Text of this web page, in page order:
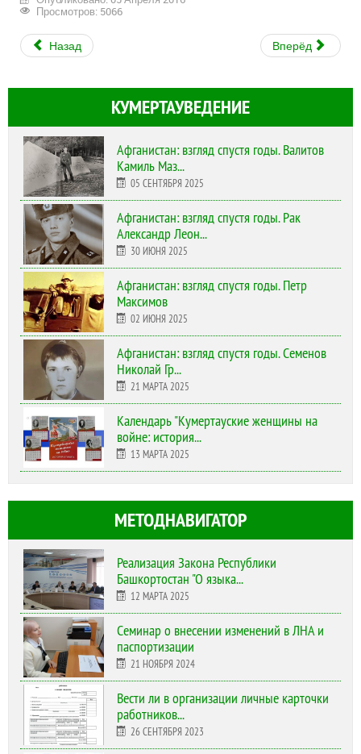
Просмотров: 5066
Назад Вперёд
КУМЕРТАУВЕДЕНИЕ
Афганистан: взгляд спустя годы. Валитов
Камиль Маз...
05 СЕНТЯБРЯ 2025
Афганистан: взгляд спустя годы. Рак
Александр Леон...
30 ИЮНЯ 2025
Афганистан: взгляд спустя годы. Петр
Максимов
02 ИЮНЯ 2025
Афганистан: взгляд спустя годы. Семенов
Николай Гр...
21 МАРТА 2025
Календарь "Кумертауские женщины на
войне: история...
13 МАРТА 2025
МЕТОДНАВИГАТОР
Реализация Закона Республики
Башкортостан "О языка...
12 МАРТА 2025
Cеминар о внесении изменений в ЛНА и
паспортизации
21 НОЯБРЯ 2024
Вести ли в организации личные карточки
работников...
26 СЕНТЯБРЯ 2023